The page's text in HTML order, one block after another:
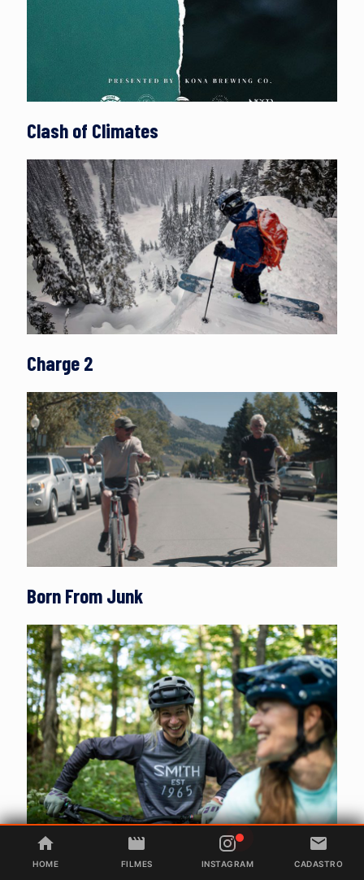
Clash of Climates
Charge 2
Born From Junk
Blackberry Swirl
HOME FILMES INSTAGRAM CADASTRO